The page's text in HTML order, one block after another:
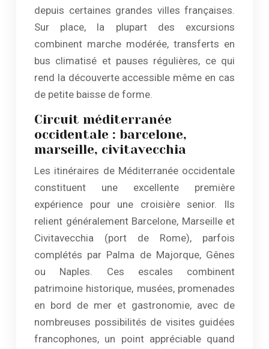
depuis certaines grandes villes françaises.
Sur place, la plupart des excursions
combinent marche modérée, transferts en
bus climatisé et pauses régulières, ce qui
rend la découverte accessible même en cas
de petite baisse de forme.
Circuit méditerranée
occidentale : barcelone,
marseille, civitavecchia
Les itinéraires de Méditerranée occidentale
constituent une excellente première
expérience pour une croisière senior. Ils
relient généralement Barcelone, Marseille et
Civitavecchia (port de Rome), parfois
complétés par Palma de Majorque, Gênes
ou Naples. Ces escales combinent
patrimoine historique, musées, promenades
en bord de mer et gastronomie, avec de
nombreuses possibilités de visites guidées
francophones, un point appréciable quand